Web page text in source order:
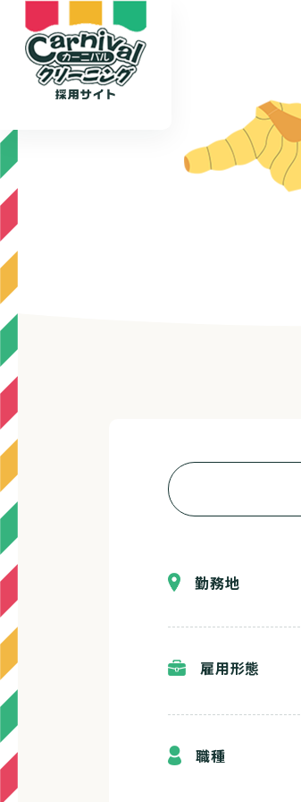
勤務地
雇用形態
職種